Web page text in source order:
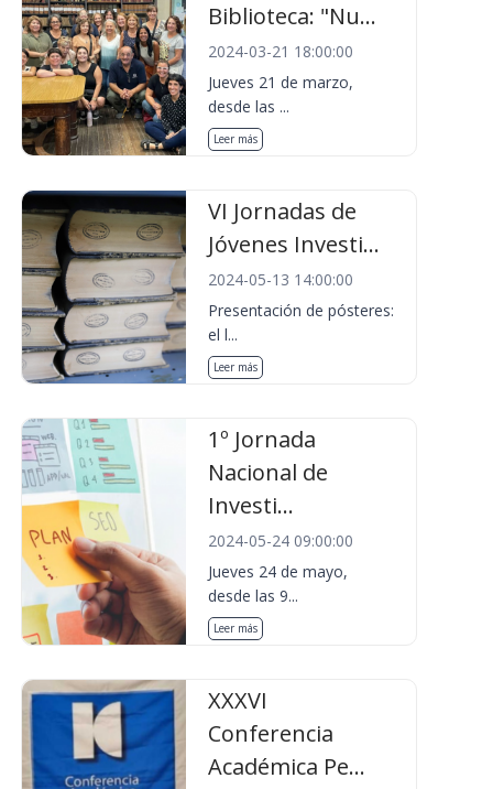
Biblioteca: "Nu...
2024-03-21 18:00:00
Jueves 21 de marzo,
desde las ...
Leer más
VI Jornadas de
Jóvenes Investi...
2024-05-13 14:00:00
Presentación de pósteres:
el l...
Leer más
1º Jornada
Nacional de
Investi...
2024-05-24 09:00:00
Jueves 24 de mayo,
desde las 9...
Leer más
XXXVI
Conferencia
Académica Pe...